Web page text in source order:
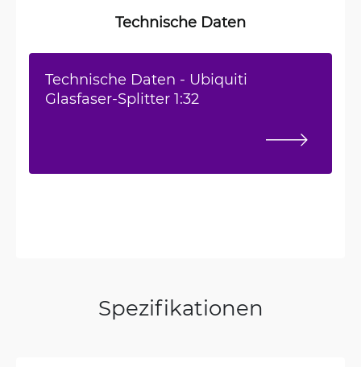
Technische Daten
Technische Daten - Ubiquiti
Glasfaser-Splitter 1:32
Spezifikationen